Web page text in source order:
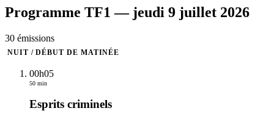
Programme TF1 — jeudi 9 juillet 2026
30 émissions
NUIT / DÉBUT DE MATINÉE
00h05
50 min
Esprits criminels